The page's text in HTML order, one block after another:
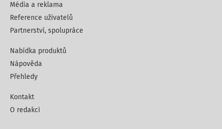
Média a reklama
Reference uživatelů
Partnerství, spolupráce
Nabídka produktů
Nápověda
Přehledy
Kontakt
O redakci